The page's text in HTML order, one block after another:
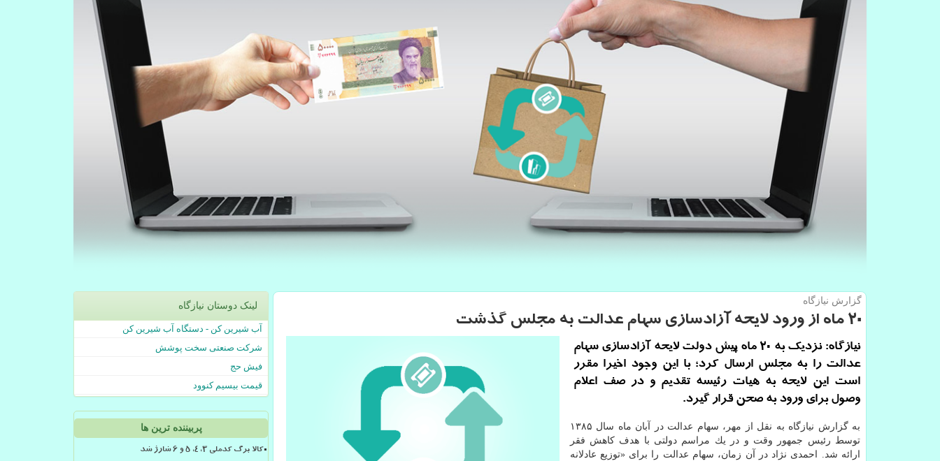
گزارش نیازگاه
20 ماه از ورود لایحه آزادسازی سهام عدالت به مجلس گذشت
نیازگاه: نزدیك به 20 ماه پیش دولت لایحه آزادسازی سهام
عدالت را به مجلس ارسال كرد؛ با این وجود اخیرا مقرر
است این لایحه به هیات رئیسه تقدیم و در صف اعلام
وصول برای ورود به صحن قرار گیرد.
به گزارش نیازگاه به نقل از مهر، سهام عدالت در آبان ماه سال ۱۳۸۵
توسط رئیس جمهور وقت و در یك مراسم دولتی با هدف كاهش فقر
ارائه شد. احمدی نژاد در آن زمان، سهام عدالت را برای «توزیع عادلانه
لینک دوستان نیازگاه
آب شیرین کن - دستگاه آب شیرین کن
شرکت صنعتی سخت پوشش
فیش حج
قیمت بیسیم کنوود
پربیننده ترین ها
کالا برگ کدملی 3، 4، 5 و 6 شارژ شد